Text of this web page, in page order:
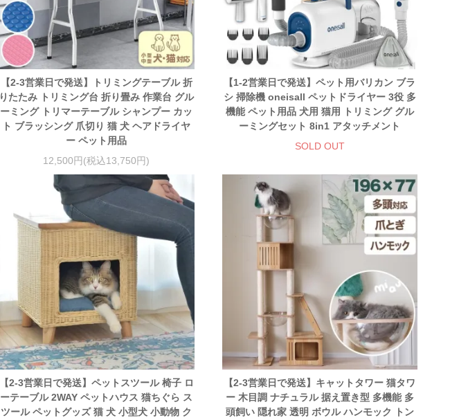
【2-3営業日で発送】トリミングテーブル 折
りたたみ トリミング台 折り畳み 作業台 グル
ーミング トリマーテーブル シャンプー カッ
ト ブラッシング 爪切り 猫 犬 ヘアドライヤ
ー ペット用品
12,500円(税込13,750円)
【1-2営業日で発送】ペット用バリカン ブラ
シ 掃除機 oneisall ペットドライヤー 3役 多
機能 ペット用品 犬用 猫用 トリミング グル
ーミングセット 8in1 アタッチメント
SOLD OUT
【2-3営業日で発送】ペットスツール 椅子 ロ
ーテーブル 2WAY ペットハウス 猫ちぐら ス
ツール ペットグッズ 猫 犬 小型犬 小動物 ク
【2-3営業日で発送】キャットタワー 猫タワ
ー 木目調 ナチュラル 据え置き型 多機能 多
頭飼い 隠れ家 透明 ボウル ハンモック トン